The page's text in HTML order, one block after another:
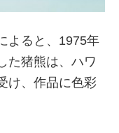
よると、1975年
た猪熊は、ハワ
け、作品に色彩